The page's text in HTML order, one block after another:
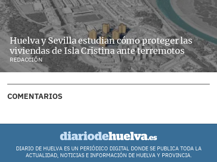
Huelva y Sevilla estudian cómo proteger las
viviendas de Isla Cristina ante terremotos
REDACCIÓN
COMENTARIOS
DIARIO DE HUELVA ES UN PERIÓDICO DIGITAL DONDE SE PUBLICA TODA LA
ACTUALIDAD, NOTICIAS E INFORMACIÓN DE HUELVA Y PROVINCIA.